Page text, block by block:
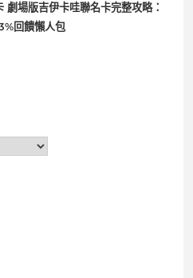
劇場版吉伊卡哇聯名卡完整攻略：
回饋懶人包